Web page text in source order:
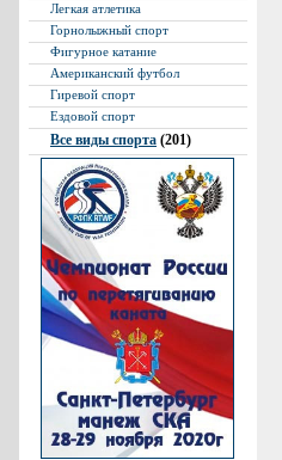
Легкая атлетика
Горнолыжный спорт
Фигурное катание
Американский футбол
Гиревой спорт
Ездовой спорт
Все виды спорта (201)